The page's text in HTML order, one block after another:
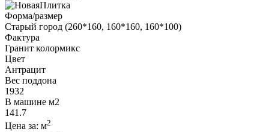
Форма/размер
Старый город (260*160, 160*160, 160*100)
Фактура
Гранит колормикс
Цвет
Антрацит
Вес поддона
1932
В машине м2
141.7
Цена за: м2